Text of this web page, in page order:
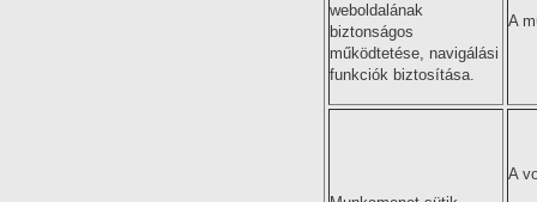
weboldalának
biztonságos
működtetése, navigálási
funkciók biztosítása.
A
A